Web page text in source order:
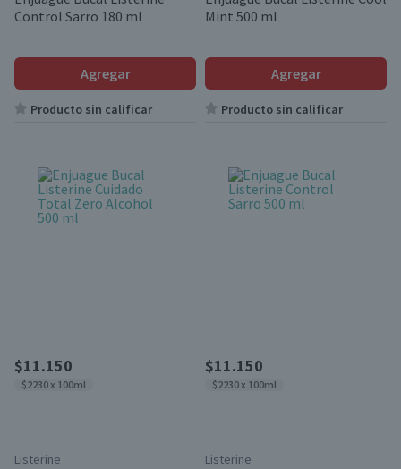
Control Sarro 180 ml
Agregar
Producto sin calificar
Mint 500 ml
Agregar
Producto sin calificar
$11.150
$2230 x 100ml
Listerine
$11.150
$2230 x 100ml
Listerine